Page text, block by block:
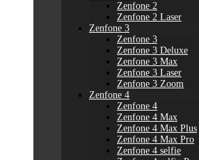
Zenfone 2
Zenfone 2 Laser
Zenfone 3
Zenfone 3
Zenfone 3 Deluxe
Zenfone 3 Max
Zenfone 3 Laser
Zenfone 3 Zoom
Zenfone 4
Zenfone 4
Zenfone 4 Max
Zenfone 4 Max Plus
Zenfone 4 Max Pro
Zenfone 4 selfie